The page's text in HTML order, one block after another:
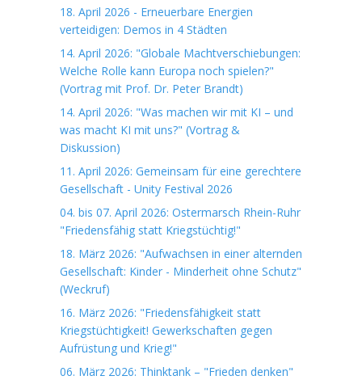
18. April 2026 - Erneuerbare Energien
verteidigen: Demos in 4 Städten
14. April 2026: "Globale Machtverschiebungen:
Welche Rolle kann Europa noch spielen?"
(Vortrag mit Prof. Dr. Peter Brandt)
14. April 2026: "Was machen wir mit KI – und
was macht KI mit uns?" (Vortrag &
Diskussion)
11. April 2026: Gemeinsam für eine gerechtere
Gesellschaft - Unity Festival 2026
04. bis 07. April 2026: Ostermarsch Rhein-Ruhr
"Friedensfähig statt Kriegstüchtig!"
18. März 2026: "Aufwachsen in einer alternden
Gesellschaft: Kinder - Minderheit ohne Schutz"
(Weckruf)
16. März 2026: "Friedensfähigkeit statt
Kriegstüchtigkeit! Gewerkschaften gegen
Aufrüstung und Krieg!"
06. März 2026: Thinktank – "Frieden denken"